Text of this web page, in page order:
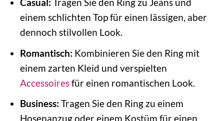
Casual: Tragen Sie den Ring zu Jeans und
einem schlichten Top für einen lässigen, aber
dennoch stilvollen Look.
Romantisch: Kombinieren Sie den Ring mit
einem zarten Kleid und verspielten
Accessoiresfür einen romantischen Look.
Business: Tragen Sie den Ring zu einem
Hosenanzug oder einem Kostüm für einen